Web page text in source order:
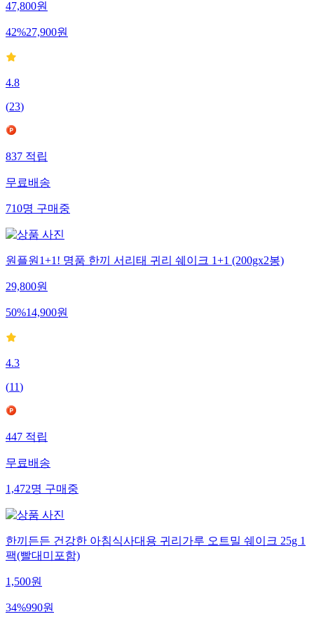
47,800원
42%27,900원
4.8
(23)
837적립
무료배송
710명구매중
원플원1+1! 명품 한끼 서리태 귀리 쉐이크 1+1 (200gx2봉)
29,800원
50%14,900원
4.3
(11)
447적립
무료배송
1,472명구매중
한끼든든 건강한 아침식사대용 귀리가루 오트밀 쉐이크 25g 1
팩(빨대미포함)
1,500원
34%990원